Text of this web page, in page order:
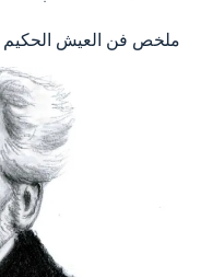
ملخص فن العيش الحكيم